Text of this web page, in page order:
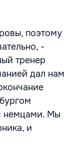
поэтому
-
тренер
дал нам
немцами. Мы
и